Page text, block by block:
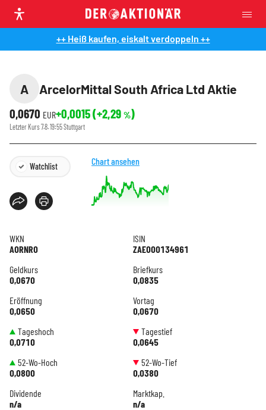
++ Heiß kaufen, eiskalt verdoppeln ++
A
ArcelorMittal South Africa Ltd Aktie
0,0670 EUR+0,0015(+2,29 %)
Letzter Kurs7.8. 19:55Stuttgart
Watchlist Chart ansehen
WKN
A0RNR0
ISIN
ZAE000134961
Geldkurs
0,0670
Briefkurs
0,0835
Eröffnung
0,0650
Vortag
0,0670
Tageshoch
0,0710
Tagestief
0,0645
52-Wo-Hoch
0,0800
52-Wo-Tief
0,0380
Dividende
n/a
Marktkap.
n/a